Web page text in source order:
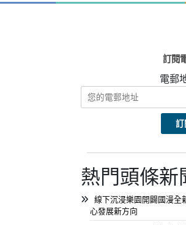
訂閱
電郵
熱門頭條新
線下沉浸樂園開闢國漫全
心發展新方向